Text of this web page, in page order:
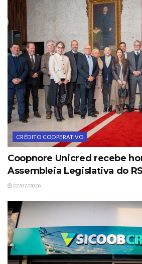
CRÉDITO COOPERATIVO
Coopnore Unicred recebe
Assembleia Legislativa do RS
22/07/2026